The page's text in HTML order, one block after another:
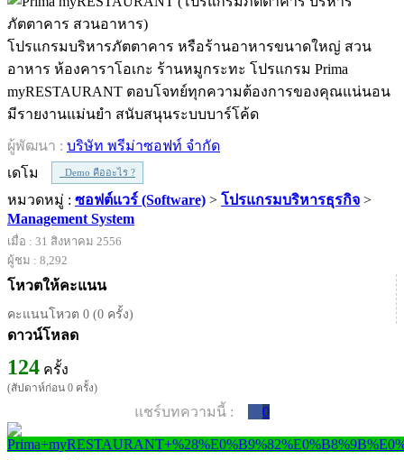
โปรแกรมบริหารภัตตาคาร หรือร้านอาหารขนาดใหญ่ สวน
อาหาร ห้องคาราโอเกะ ร้านหมูกระทะ โปรแกรม Prima
myRESTAURANT ตอบโจทย์ทุกความต้องการของคุณแน่นอน
มีรายงานแม่นยำ สนับสนุนระบบบาร์โค้ด
ผู้พัฒนา : บริษัท พรีม่าซอฟท์ จํากัด
เดโม
Demo คืออะไร ?
หมวดหมู่ : ซอฟต์แวร์ (Software) > โปรแกรมบริหารธุรกิจ >
Management System
เมื่อ : 31 สิงหาคม 2556
ผู้ชม : 8,292
โหวตให้คะแนน
คะแนนโหวต 0 (0 ครั้ง)
ดาวน์โหลด
124 ครั้ง
(สัปดาห์ก่อน 0 ครั้ง)
แชร์บทความนี้ : 0